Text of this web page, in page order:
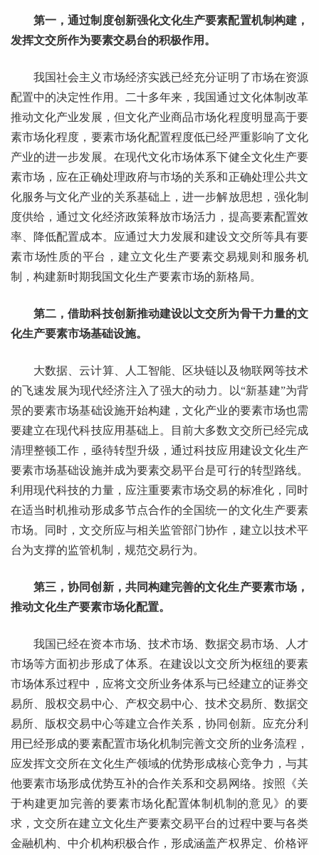
第一，通过制度创新强化文化生产要素配置机制构建，
发挥文交所作为要素交易台的积极作用。
我国社会主义市场经济实践已经充分证明了市场在资源
配置中的决定性作用。二十多年来，我国通过文化体制改革
推动文化产业发展，但文化产业商品市场化程度明显高于要
素市场化程度，要素市场化配置程度低已经严重影响了文化
产业的进一步发展。在现代文化市场体系下健全文化生产要
素市场，应在正确处理政府与市场的关系和正确处理公共文
化服务与文化产业的关系基础上，进一步解放思想，强化制
度供给，通过文化经济政策释放市场活力，提高要素配置效
率、降低配置成本。应通过大力发展和建设文交所等具有要
素市场性质的平台，建立文化生产要素交易规则和服务机
制，构建新时期我国文化生产要素市场的新格局。
第二，借助科技创新推动建设以文交所为骨干力量的文
化生产要素市场基础设施。
大数据、云计算、人工智能、区块链以及物联网等技术
的飞速发展为现代经济注入了强大的动力。以“新基建”为背
景的要素市场基础设施开始构建，文化产业的要素市场也需
要建立在现代科技应用基础上。目前大多数文交所已经完成
清理整顿工作，亟待转型升级，通过科技应用建设文化生产
要素市场基础设施并成为要素交易平台是可行的转型路线。
利用现代科技的力量，应注重要素市场交易的标准化，同时
在适当时机推动形成多节点合作的全国统一的文化生产要素
市场。同时，文交所应与相关监管部门协作，建立以技术平
台为支撑的监管机制，规范交易行为。
第三，协同创新，共同构建完善的文化生产要素市场，
推动文化生产要素市场化配置。
我国已经在资本市场、技术市场、数据交易市场、人才
市场等方面初步形成了体系。在建设以文交所为枢纽的要素
市场体系过程中，应将文交所业务体系与已经建立的证券交
易所、股权交易中心、产权交易中心、技术交易所、数据交
易所、版权交易中心等建立合作关系，协同创新。应充分利
用已经形成的要素配置市场化机制完善文交所的业务流程，
应发挥文交所在文化生产领域的优势形成核心竞争力，与其
他要素市场形成优势互补的合作关系和交易网络。按照《关
于构建更加完善的要素市场化配置体制机制的意见》的要
求，文交所在建立文化生产要素交易平台的过程中要与各类
金融机构、中介机构积极合作，形成涵盖产权界定、价格评